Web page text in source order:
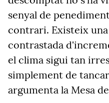
senyal de
contrari. Existeix
contrastada
el clima sigui tan
simplement de
argumenta la Mesa